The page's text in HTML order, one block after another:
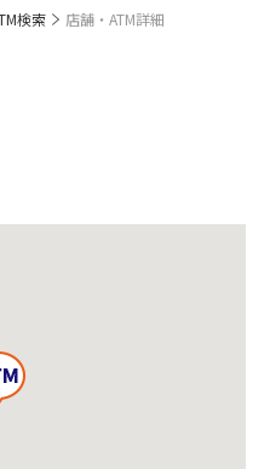
検索 店舗・ATM詳細